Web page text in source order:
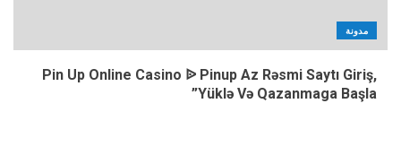
مدونة
Pin Up Online Casino ᐉ Pinup Az Rəsmi Saytı Giriş,
Yüklə Və Qazanmaga Başla”